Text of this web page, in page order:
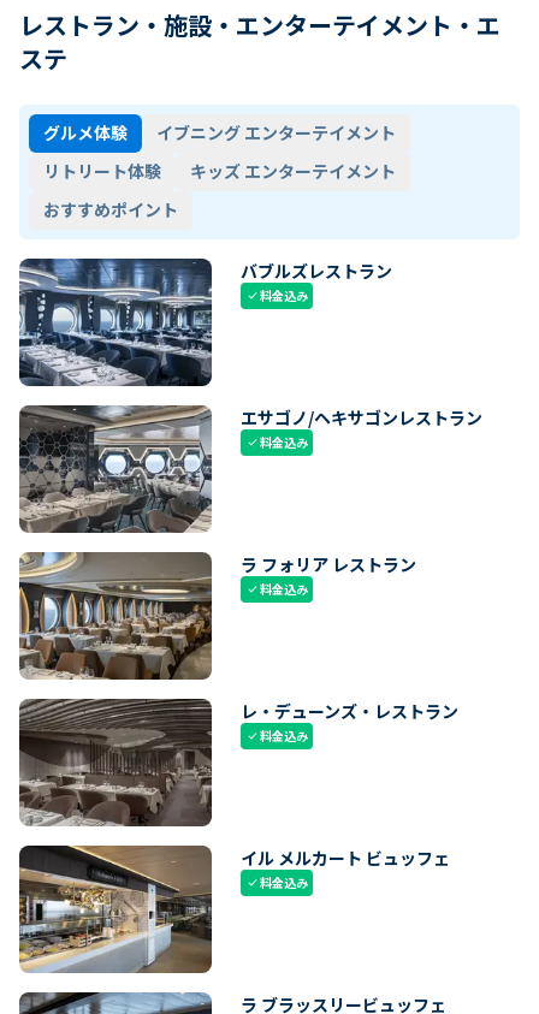
レストラン・施設・エンターテイメント・エ
ステ
グルメ体験
イブニング エンターテイメント
リトリート体験
キッズ エンターテイメント
おすすめポイント
バブルズレストラン
check料金込み
エサゴノ/ヘキサゴンレストラン
check料金込み
ラ フォリア レストラン
check料金込み
レ・デューンズ・レストラン
check料金込み
イル メルカート ビュッフェ
check料金込み
ラ ブラッスリービュッフェ